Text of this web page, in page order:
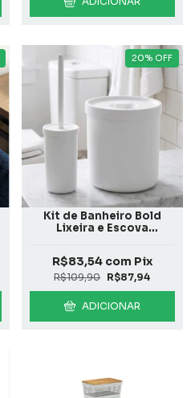
20% OFF
Kit de Banheiro Bold
Lixeira e Escova
R$109,90 R$87,94
R$83,54 com Pix
ADICIONAR